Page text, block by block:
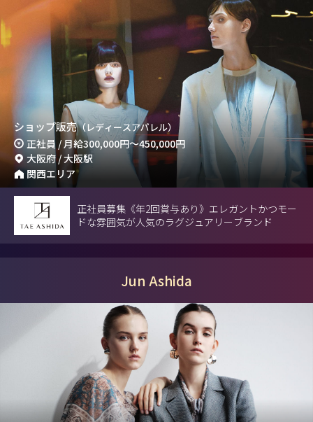
ショップ販売（レディースアパレル）
正社員 / 月給300,000円～450,000円
大阪府 / 大阪駅
関西エリア
正社員募集《年2回賞与あり》エレガントかつモー
ドな雰囲気が人気のラグジュアリーブランド
Jun Ashida